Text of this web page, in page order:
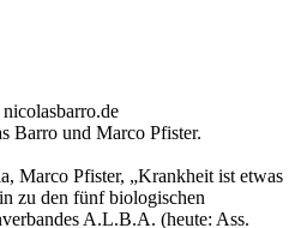
Barro und Marco Pfister.
Marco Pfister, „Krankheit ist etwas
zu den fünf biologischen
A.L.B.A. (heute: Ass.